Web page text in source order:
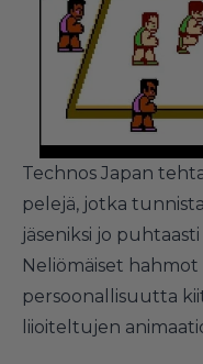
Technos Japan
pelejä, jotka
jäseniksi jo
Neliömäiset
persoonallisuutta
liioiteltujen